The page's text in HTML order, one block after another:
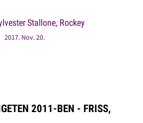
Stallone, Rockey
2017. Nov. 20.
2011-BEN - FRISS,